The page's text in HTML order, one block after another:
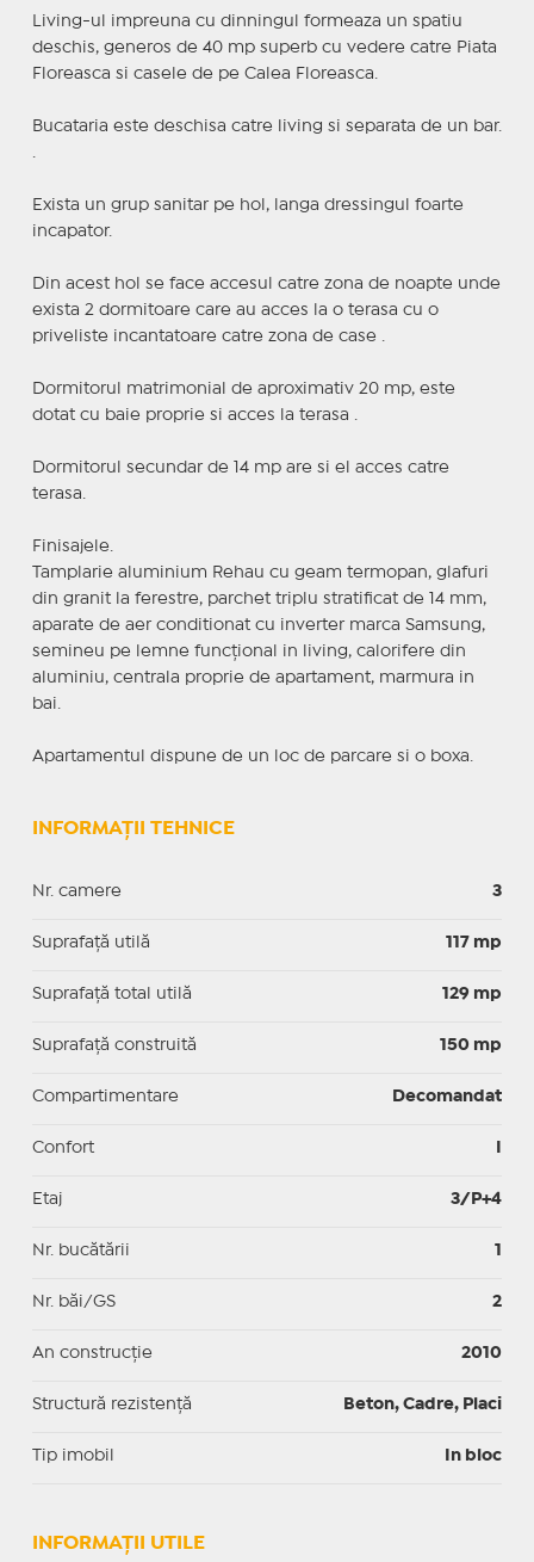
Living-ul impreuna cu dinningul formeaza un spatiu
deschis, generos de 40 mp superb cu vedere catre Piata
Floreasca si casele de pe Calea Floreasca.
Bucataria este deschisa catre living si separata de un bar.
Exista un grup sanitar pe hol, langa dressingul foarte
incapator.
Din acest hol se face accesul catre zona de noapte unde
exista 2 dormitoare care au acces la o terasa cu o
priveliste incantatoare catre zona de case .
Dormitorul matrimonial de aproximativ 20 mp, este
dotat cu baie proprie si acces la terasa .
Dormitorul secundar de 14 mp are si el acces catre
terasa.
Finisajele.
Tamplarie aluminium Rehau cu geam termopan, glafuri
din granit la ferestre, parchet triplu stratificat de 14 mm,
aparate de aer conditionat cu inverter marca Samsung,
semineu pe lemne funcțional in living, calorifere din
aluminiu, centrala proprie de apartament, marmura in
bai.
Apartamentul dispune de un loc de parcare si o boxa.
INFORMAȚII TEHNICE
Nr. camere 3
Suprafaţă utilă 117 mp
Suprafaţă total utilă 129 mp
Suprafaţă construită 150 mp
Compartimentare Decomandat
Confort
Etaj 3/P+4
Nr. bucătării 1
Nr. băi/GS 2
An construcție 2010
Structură rezistență Beton, Cadre, Placi
Tip imobil In bloc
INFORMAŢII UTILE